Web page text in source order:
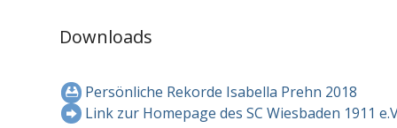
Downloads
Persönliche Rekorde Isabella Prehn 2018
Link zur Homepage des SC Wiesbaden 1911